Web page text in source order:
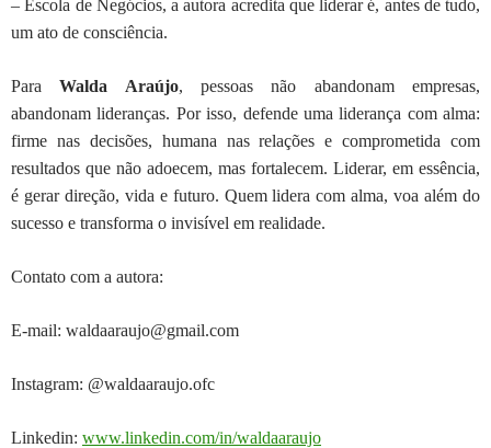
– Escola de Negócios, a autora acredita que liderar é, antes de tudo,
um ato de consciência.
ParaWalda Araújo, pessoas não abandonam empresas,
abandonam lideranças. Por isso, defende uma liderança com alma:
firme nas decisões, humana nas relações ecomprometida com
resultados que não adoecem, mas fortalecem. Liderar, em essência,
é gerar direção, vida e futuro. Quem lidera com alma, voa além do
sucesso e transforma o invisível em realidade.
Contato com a autora:
E-mail: waldaaraujo@gmail.com
Instagram: @waldaaraujo.ofc
Linkedin: www.linkedin.com/in/waldaaraujo